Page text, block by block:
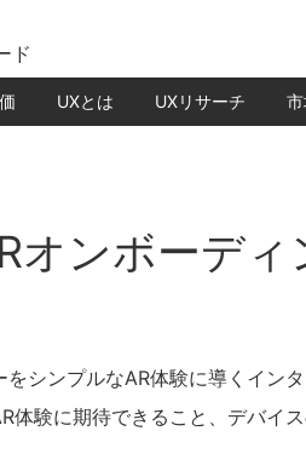
ド
UXとは UXリサーチ
オンボーディ
シンプルなAR体験に導くイン
体験に期待できること、デバイ